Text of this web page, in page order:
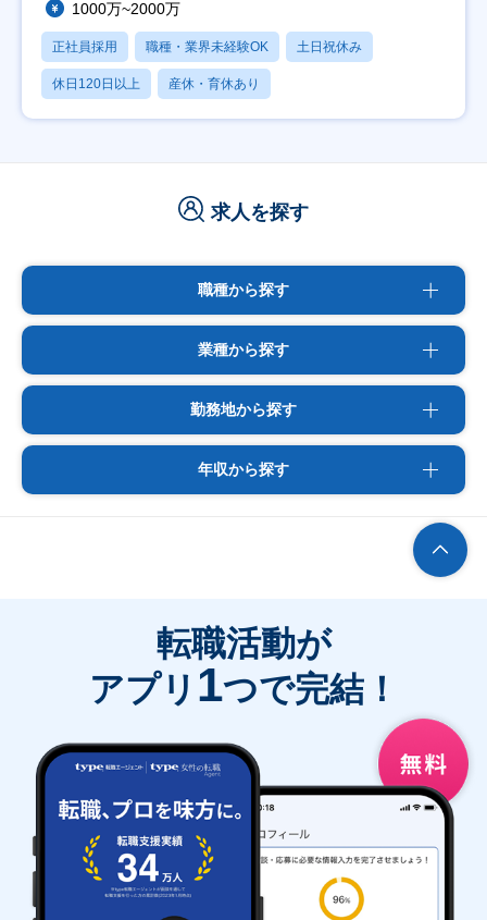
1000万~2000万
正社員採用 職種・業界未経験OK 土日祝休み
休日120日以上 産休・育休あり
求人を探す
職種から探す
業種から探す
勤務地から探す
年収から探す
転職活動が
アプリ 1つで完結！